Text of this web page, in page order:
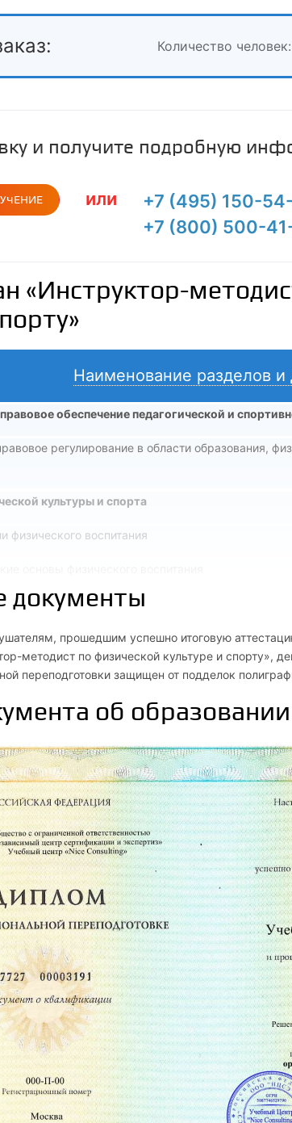
Количество человек:
и получите подробную
или
+7 (495) 150-
+7 (800) 500-
«Инструктор-
Наименование разделов и
обеспечение педагогической и
регулирование в области образования,
культуры и спорта
физического воспитания
культуры и спорта
образа жизни
в обеспечении двигательной и
при занятиях физическими
аспекты сопровождения
и практические основы педагогики
и спортивной психологии
Предметная деятельность
спортивной образовательной программы
в общекультурной и профессиональной
физическая подготовка в процессе
организма к физическим нагрузкам
физической культуры и физического
документы
прошедшим успешно итоговую
методист по физической культуре и спорту»,
переподготовки защищен от подделок
об образовании